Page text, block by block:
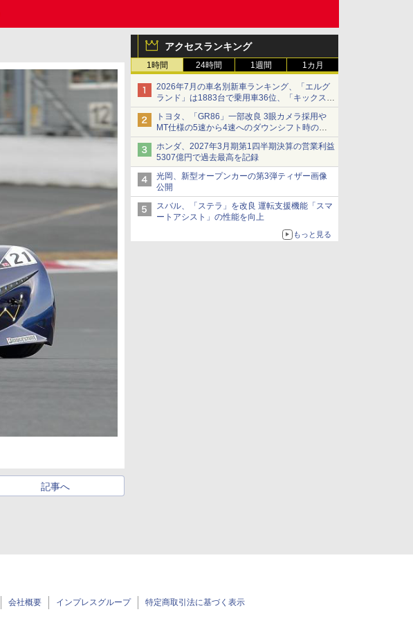
アクセスランキング
1時間 24時間 1週間 1カ月
2026年7月の車名別新車ランキング、「エルグ
ランド」は1883台で乗用車36位、「キックス」
は2591台で27位に
トヨタ、「GR86」一部改良 3眼カメラ採用や
MT仕様の5速から4速へのダウンシフト時の操
作性向上など
ホンダ、2027年3月期第1四半期決算の営業利益
5307億円で過去最高を記録
光岡、新型オープンカーの第3弾ティザー画像
公開
スバル、「ステラ」を改良 運転支援機能「スマ
ートアシスト」の性能を向上
もっと見る
記事へ
会社概要 インプレスグループ 特定商取引法に基づく表示